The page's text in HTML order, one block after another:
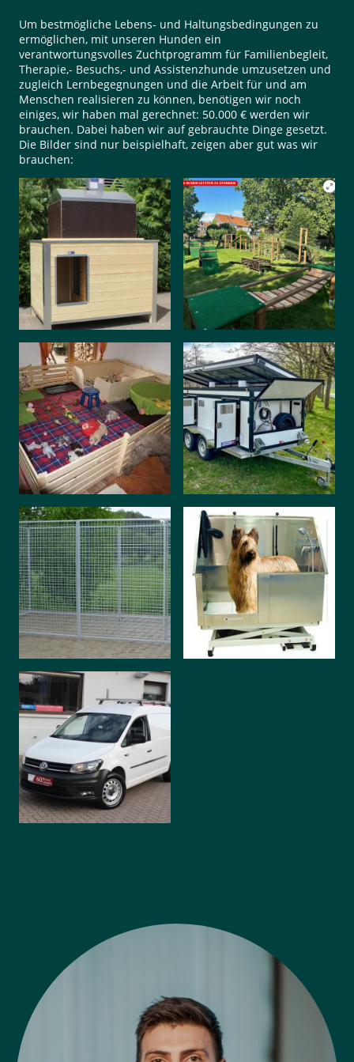
Um bestmögliche Lebens- und Haltungsbedingungen zu
ermöglichen, mit unseren Hunden ein
verantwortungsvolles Zuchtprogramm für Familienbegleit,
Therapie,- Besuchs,- und Assistenzhunde umzusetzen und
zugleich Lernbegegnungen und die Arbeit für und am
Menschen realisieren zu können, benötigen wir noch
einiges, wir haben mal gerechnet: 50.000 € werden wir
brauchen. Dabei haben wir auf gebrauchte Dinge gesetzt.
Die Bilder sind nur beispielhaft, zeigen aber gut was wir
brauchen: